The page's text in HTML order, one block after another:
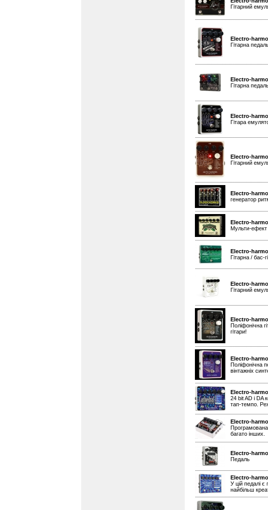
Гітарний
Electro-
Гітарна
Electro-
Гітарна
Electro-
Гітара
Electro-
Гітарний
Electro-
генератор
Electro-
Мульти-ефект
Electro-
Гітарна / бас-
Electro-
Гітарний
Electro-
Поліфонічна
гітари!
Electro-
Поліфонічна
вінтажніх
Electro-
24 bit AD і DA
тап-темпо.
Electro-
багато інших.
Electro-
Педаль
Electro-
У цій педалі
найбільш